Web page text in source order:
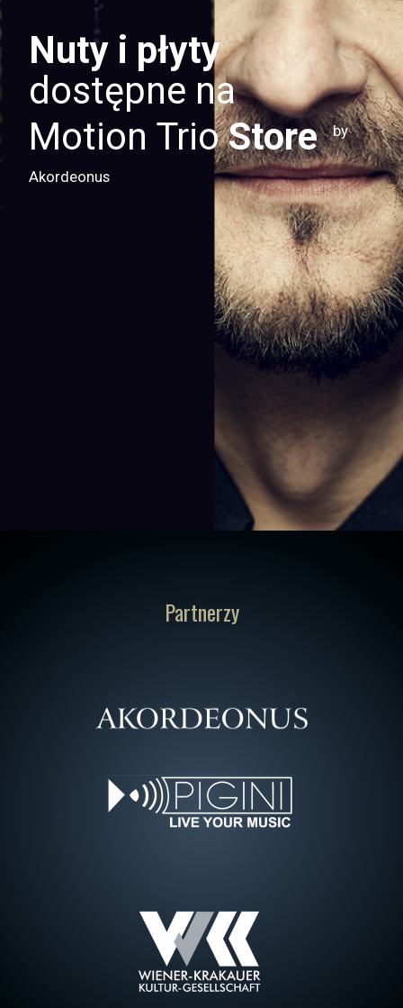
Nuty i płyty
dostępne na
Motion TrioStore by
Akordeonus
Partnerzy